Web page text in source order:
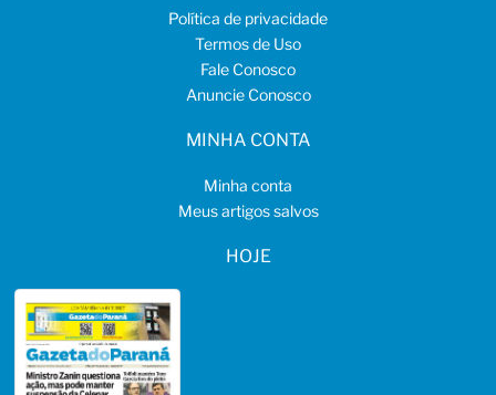
Política de privacidade
Termos de Uso
Fale Conosco
Anuncie Conosco
MINHA CONTA
Minha conta
Meus artigos salvos
HOJE